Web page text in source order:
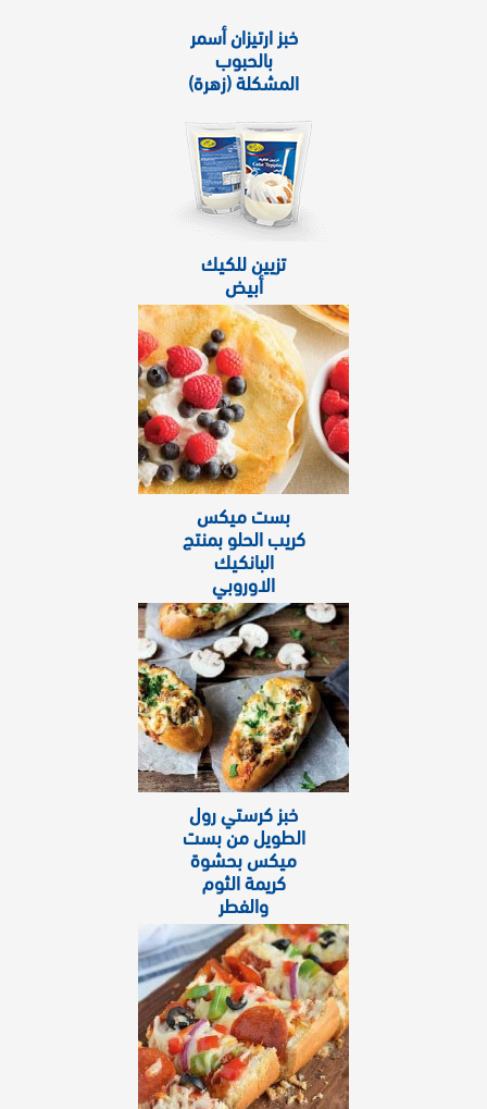
خبز ارتيزان أسمر
بالحبوب
المشكلة (زهرة)
تزيين للكيك
أبيض
بست ميكس
كريب الحلو بمنتج
البانكيك
الاوروبي
خبز كرستي رول
الطويل من بست
ميكس بحشوة
كريمة الثوم
والفطر